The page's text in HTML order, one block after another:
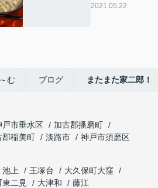
2021.05.22
む ブログ またまた家二郎！
戸市垂水区
加古郡播磨町
郡稲美町 淡路市
神戸市須磨区
池上 王塚台
大久保町大窪
東二見 大津和
藤江